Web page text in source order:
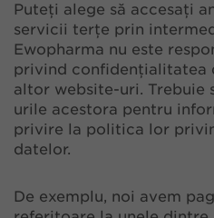
Puteți alege să accesați
servicii terțe prin
Ewopharma nu este
privind confidențialitatea
altor website-uri. Trebuie
urile acestora pentru
privire la politica lor
datelor.
De exemplu, noi avem